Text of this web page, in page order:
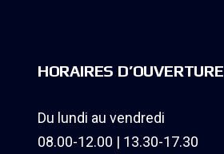
HORAIRES D’OUVERTURE
Du lundi au vendredi
08.00-12.00 | 13.30-17.30